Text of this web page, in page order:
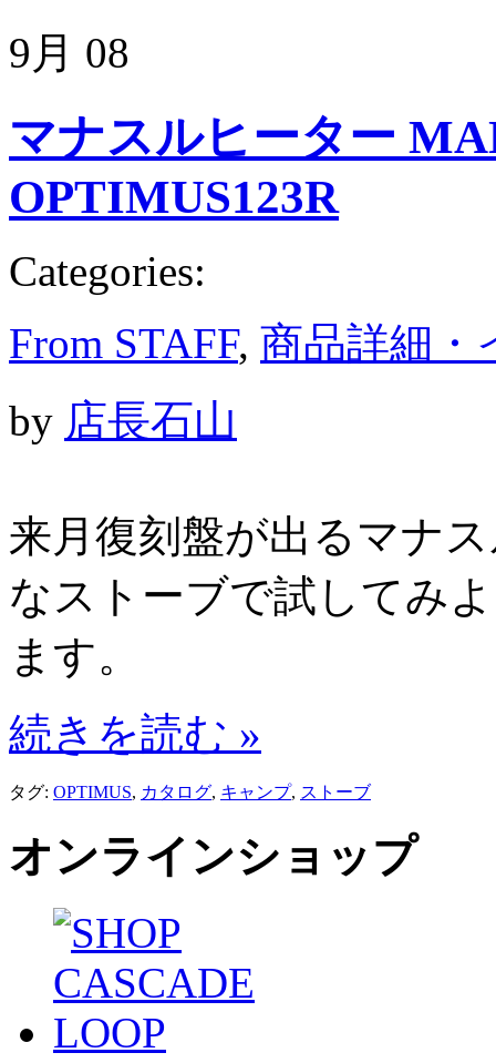
9月 08
マナスルヒーター
OPTIMUS123R
Categories:
From STAFF, 商品詳細・
by 店長石山
来月復刻盤が出るマナ
なストーブで試してみ
ます。
続きを読む »
タグ: OPTIMUS, カタログ, キャンプ, ストーブ
オンラインショップ